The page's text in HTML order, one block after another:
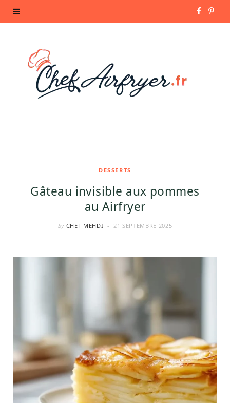
P
DESSERTS
Gâteau invisible aux pommes
au Airfryer
by CHEF MEHDI 21 SEPTEMBRE 2025